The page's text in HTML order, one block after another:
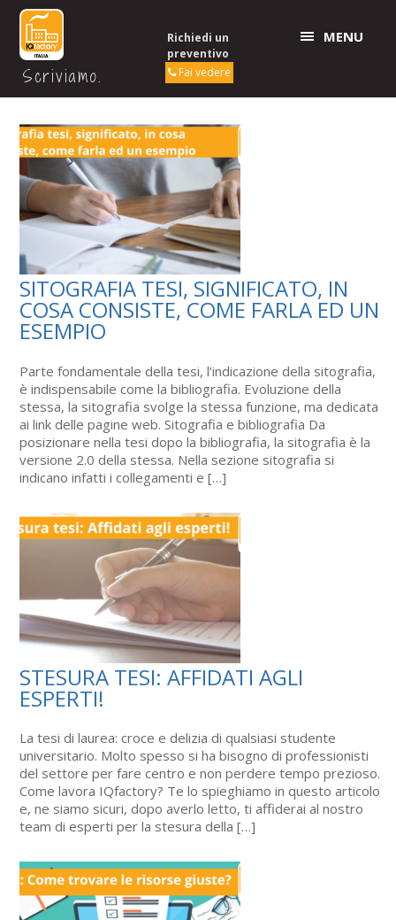
Scriviamo.
MENU
Richiedi un
preventivo
Fai vedere
SITOGRAFIA TESI, SIGNIFICATO, IN
COSA CONSISTE, COME FARLA ED UN
ESEMPIO
Parte fondamentale della tesi, l’indicazione della sitografia,
è indispensabile come la bibliografia. Evoluzione della
stessa, la sitografia svolge la stessa funzione, ma dedicata
ai link delle pagine web. Sitografia e bibliografia Da
posizionare nella tesi dopo la bibliografia, la sitografia è la
versione 2.0 della stessa. Nella sezione sitografia si
indicano infatti i collegamenti e […]
STESURA TESI: AFFIDATI AGLI
ESPERTI!
La tesi di laurea: croce e delizia di qualsiasi studente
universitario. Molto spesso si ha bisogno di professionisti
del settore per fare centro e non perdere tempo prezioso.
Come lavora IQfactory? Te lo spieghiamo in questo articolo
e, ne siamo sicuri, dopo averlo letto, ti affiderai al nostro
team di esperti per la stesura della […]